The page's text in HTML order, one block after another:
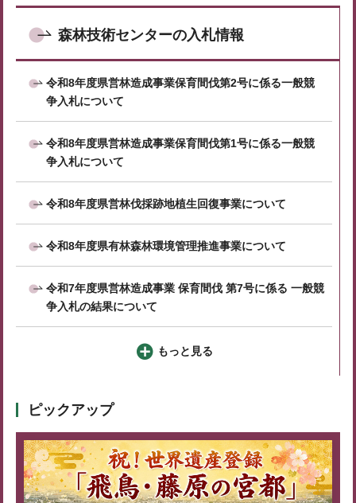
森林技術センターの入札情報
令和8年度県営林造成事業保育間伐第2号に係る一般競
争入札について
令和8年度県営林造成事業保育間伐第1号に係る一般競
争入札について
令和8年度県営林伐採跡地植生回復事業について
令和8年度県有林森林環境管理推進事業について
令和7年度県営林造成事業 保育間伐 第7号に係る 一般競
争入札の結果について
もっと見る
ピックアップ